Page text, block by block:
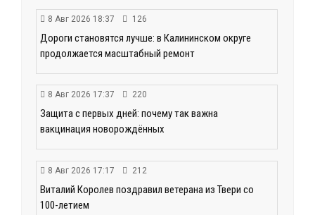
8 Авг 2026 18:37 126
Дороги становятся лучше: в Калининском округе
продолжается масштабный ремонт
8 Авг 2026 17:37 220
Защита с первых дней: почему так важна
вакцинация новорождённых
8 Авг 2026 17:17 212
Виталий Королев поздравил ветерана из Твери со
100-летием